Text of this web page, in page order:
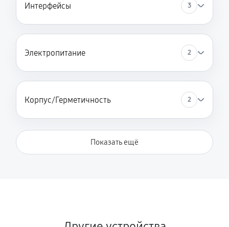
Интерфейсы 3
Электропитание 2
Корпус/Герметичность 2
Показать ещё